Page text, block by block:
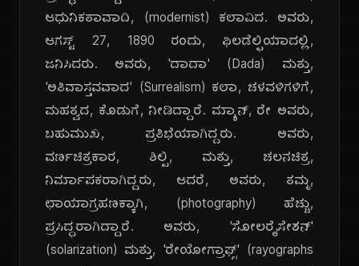
ಆಧುನಿಕತಾವಾದಿ, (modernist) ಕಲಾವಿದ. ಅವರು,
ಆಗಸ್ಟ್ 27, 1890 ರಂದು, ಫಿಲಡೆಲ್ಫಿಯಾದಲ್ಲಿ,
ಜನಿಸಿದರು. ಅವರು, 'ದಾದಾ' (Dada) ಮತ್ತು,
'ಅತಿವಾಸ್ತವವಾದ' (Surrealism) ಕಲಾ, ಚಳವಳಿಗಳಿಗೆ,
ಮಹತ್ವದ, ಕೊಡುಗೆ, ನೀಡಿದ್ದಾರೆ. ಮ್ಯಾನ್, ರೇ ಅವರು,
ಬಹುಮುಖ, ಪ್ರತಿಭೆಯಾಗಿದ್ದರು. ಅವರು,
ವರ್ಣಚಿತ್ರಕಾರ, ಶಿಲ್ಪಿ, ಮತ್ತು, ಚಲನಚಿತ್ರ,
ನಿರ್ಮಾಪಕರಾಗಿದ್ದರು, ಆದರೆ, ಅವರು, ತಮ್ಮ,
ಛಾಯಾಗ್ರಹಣಕ್ಕಾಗಿ, (photography) ಹೆಚ್ಚು,
ಪ್ರಸಿದ್ಧರಾಗಿದ್ದಾರೆ. ಅವರು, 'ಸೋಲರೈಸೇಶನ್'
(solarization) ಮತ್ತು, 'ರೇಯೋಗ್ರಾಫ್ಸ್' (rayographs